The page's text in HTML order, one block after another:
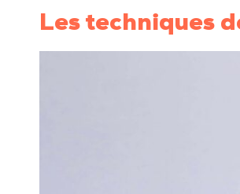
Les techniques